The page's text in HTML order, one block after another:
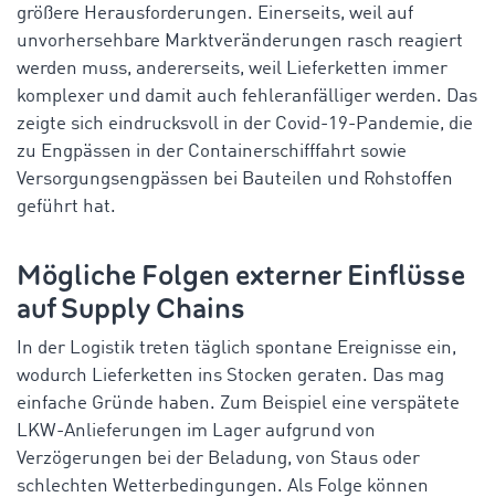
größere Herausforderungen. Einerseits, weil auf
unvorhersehbare Marktveränderungen rasch reagiert
werden muss, andererseits, weil Lieferketten immer
komplexer und damit auch fehleranfälliger werden. Das
zeigte sich eindrucksvoll in der Covid-19-Pandemie, die
zu Engpässen in der Containerschifffahrt sowie
Versorgungsengpässen bei Bauteilen und Rohstoffen
geführt hat.
Mögliche Folgen externer Einflüsse
auf Supply Chains
In der Logistik treten täglich spontane Ereignisse ein,
wodurch Lieferketten ins Stocken geraten. Das mag
einfache Gründe haben. Zum Beispiel eine verspätete
LKW-Anlieferungen im Lager aufgrund von
Verzögerungen bei der Beladung, von Staus oder
schlechten Wetterbedingungen. Als Folge können